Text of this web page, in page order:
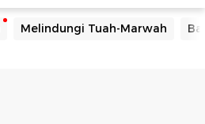
Melindungi Tuah-Marwah